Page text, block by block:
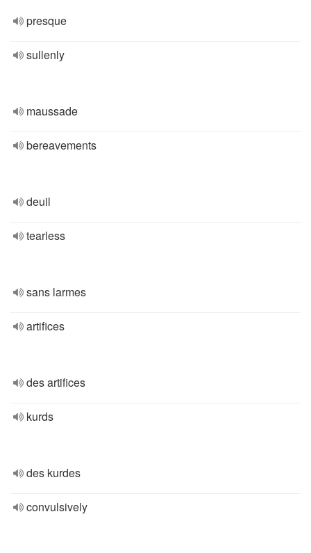
presque
sullenly
maussade
bereavements
deuil
tearless
sans larmes
artifices
des artifices
kurds
des kurdes
convulsively